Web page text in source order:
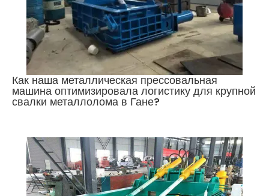
Как наша металлическая прессовальная
машина оптимизировала логистику для крупной
свалки металлолома в Гане?